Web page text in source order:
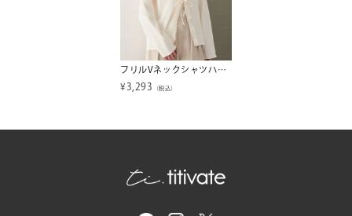
フリルVネックシャツハオリ
¥ 3,293 （税込）